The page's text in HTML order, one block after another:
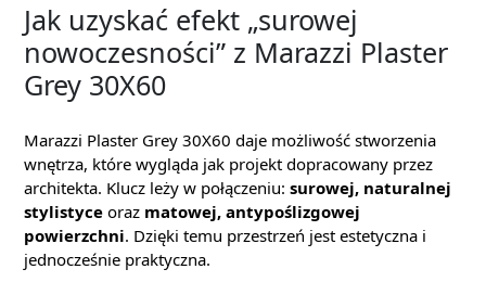
Jak uzyskać efekt „surowej
nowoczesności” z Marazzi Plaster
Grey 30X60
Marazzi Plaster Grey 30X60 daje możliwość stworzenia
wnętrza, które wygląda jak projekt dopracowany przez
architekta. Klucz leży w połączeniu: surowej, naturalnej
stylistyce oraz matowej, antypoślizgowej
powierzchni. Dzięki temu przestrzeń jest estetyczna i
jednocześnie praktyczna.